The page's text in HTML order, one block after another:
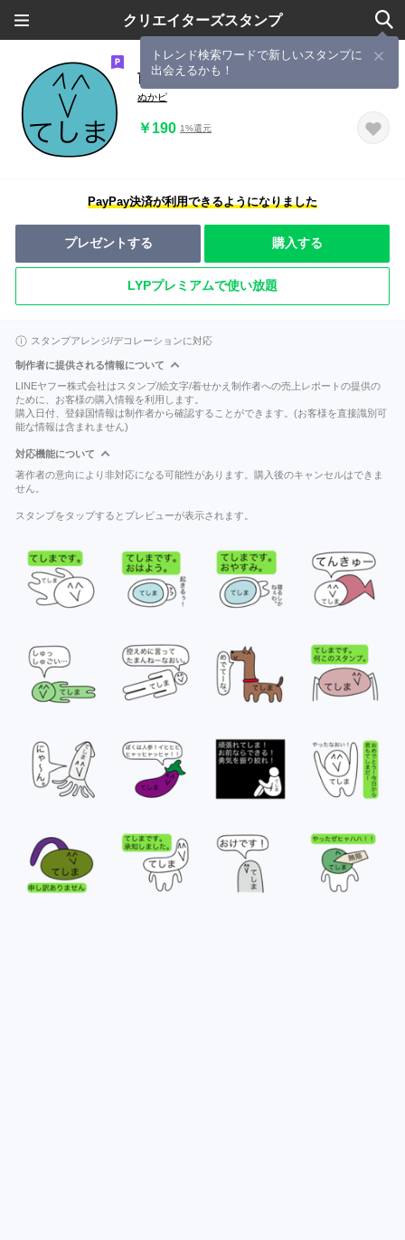
クリエイターズスタンプ
トレンド検索ワードで新しいスタンプに
出会えるかも！
前衛的な「てしま」のスタンプ
ぬかピ
￥190 1%還元
PayPay決済が利用できるようになりました
プレゼントする 購入する
LYPプレミアムで使い放題
スタンプアレンジ/デコレーションに対応
制作者に提供される情報について
LINEヤフー株式会社はスタンプ/絵文字/着せかえ制作者への売上レポートの提供の
ために、お客様の購入情報を利用します。
購入日付、登録国情報は制作者から確認することができます。(お客様を直接識別可
能な情報は含まれません)
対応機能について
著作者の意向により非対応になる可能性があります。購入後のキャンセルはできま
せん。
スタンプをタップするとプレビューが表示されます。